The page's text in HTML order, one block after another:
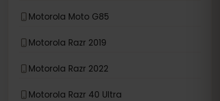
Motorola Moto G85
Motorola Razr 2019
Motorola Razr 2022
Motorola Razr 40 Ultra